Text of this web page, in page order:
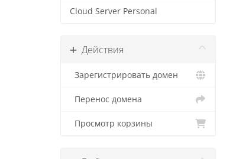
Cloud Server Personal
Действия
Зарегистрировать домен
Перенос домена
Просмотр корзины